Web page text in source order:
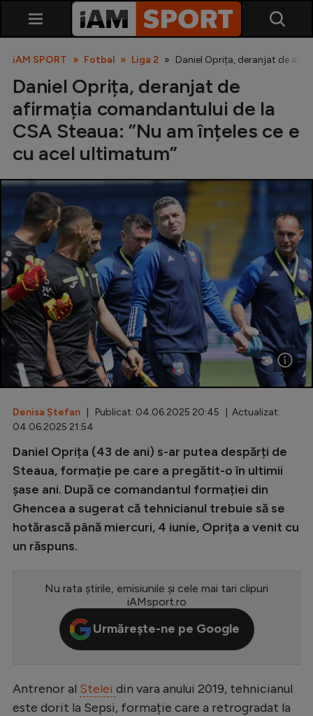
SuperLiga
Liga 2
Cupa României
Echipa Națională
U21
Fotbal feminin
Special
Diverse
Inedit
Clasamente
Champions League
Europa League
Premier League
LaLiga
Ligue 1
iAM SPORT Fotbal Liga 2 Daniel Oprița, deranjat de
Daniel Oprița, deranjat de
afirmația comandantului de la
CSA Steaua: ”Nu am înțeles ce e
cu acel ultimatum”
Denisa Ștefan | Publicat: 04.06.2025 20:45 | Actualizat:
04.06.2025 21:54
Daniel Oprița (43 de ani) s-ar putea despărți de
Steaua, formație pe care a pregătit-o în ultimii
șase ani. După ce comandantul formației din
Ghencea a sugerat că tehnicianul trebuie să se
hotărască până miercuri, 4 iunie, Oprița a venit cu
un răspuns.
Nu rata știrile, emisiunile și cele mai tari clipuri
iAMsport.ro
Urmărește-ne pe Google
Antrenor al Stelei din vara anului 2019, tehnicianul
este dorit la Sepsi, formație care a retrogradat la